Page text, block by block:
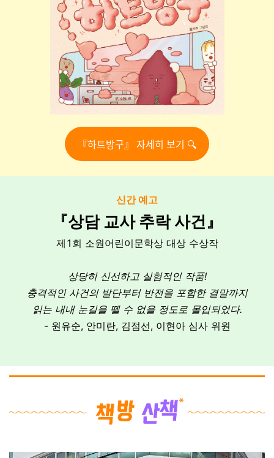
『하트방구』 자세히 보기 🔍
신간 예고
『상담 교사 추락 사건』
제1회 소원어린이문학상 대상 수상작
상당히 신선하고 실험적인 작품!
충격적인 사건의 발단부터 반전을 포함한 결말까지
읽는 내내 눈길을 뗄 수 없을 정도로 몰입되었다.
- 원유순, 안미란, 김점선, 이현아 심사 위원